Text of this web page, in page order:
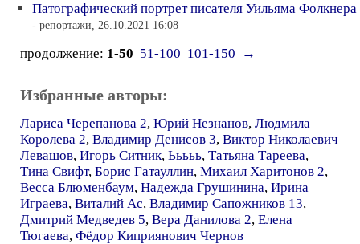
Патографический портрет писателя Уильяма Фолкнера
- репортажи, 26.10.2021 16:08
продолжение: 1-50 51-100 101-150 →
Избранные авторы:
Лариса Черепанова 2, Юрий Незнанов, Людмила
Королева 2, Владимир Денисов 3, Виктор Николаевич
Левашов, Игорь Ситник, Ььььь, Татьяна Тареева,
Тина Свифт, Борис Гатауллин, Михаил Харитонов 2,
Весса Блюменбаум, Надежда Грушинина, Ирина
Играева, Виталий Ас, Владимир Сапожников 13,
Дмитрий Медведев 5, Вера Данилова 2, Елена
Тюгаева, Фёдор Киприянович Чернов